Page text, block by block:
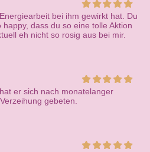
bei ihm gewirkt hat. Du
dass du so eine tolle Aktion
eh nicht so rosig aus bei mir.
er sich nach monatelanger
gebeten.